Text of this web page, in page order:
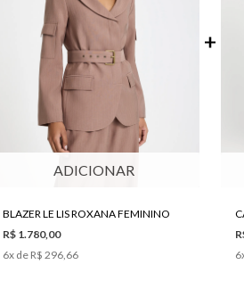
ADICIONAR
BLAZER LE LIS ROXANA FEMININO
R$ 1.780,00
6x de R$ 296,66
6